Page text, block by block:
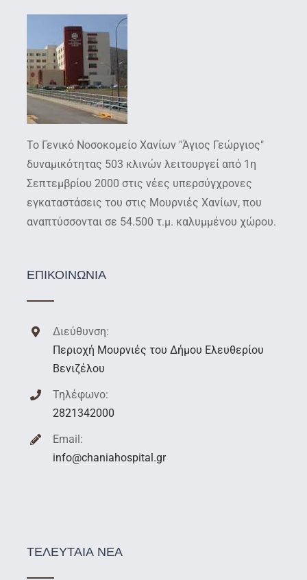
Το Γενικό Νοσοκομείο Χανίων "Άγιος Γεώργιος"
δυναμικότητας 503 κλινών λειτουργεί από 1η
Σεπτεμβρίου 2000 στις νέες υπερσύγχρονες
εγκαταστάσεις του στις Μουρνιές Χανίων, που
αναπτύσσονται σε 54.500 τ.μ. καλυμμένου χώρου.
ΕΠΙΚΟΙΝΩΝΙΑ
Διεύθυνση:
Περιοχή Μουρνιές του Δήμου Ελευθερίου
Βενιζέλου
Τηλέφωνο:
2821342000
Email:
info@chaniahospital.gr
ΤΕΛΕΥΤΑΙΑ ΝΕΑ